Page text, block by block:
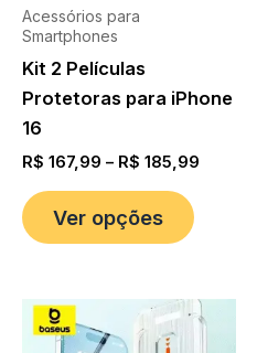
Acessórios para
Smartphones
Kit 2 Películas
Protetoras para iPhone
16
R$ 167,99 – R$ 185,99
Ver opções